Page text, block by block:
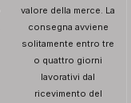
valore della merce. La
consegna avviene
solitamente entro tre
o quattro giorni
lavorativi dal
ricevimento del